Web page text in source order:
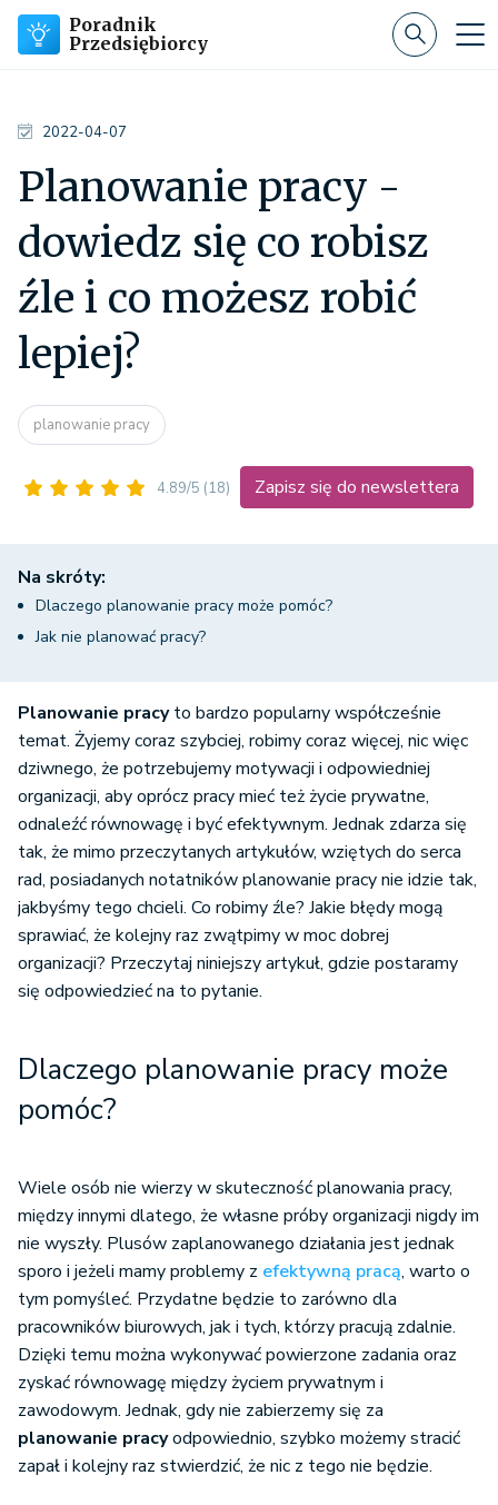
Poradnik
Przedsiębiorcy
2022-04-07
Planowanie pracy -
dowiedz się co robisz
źle i co możesz robić
lepiej?
planowanie pracy
4.89/5 (18) Zapisz się do newslettera
Na skróty:
Dlaczego planowanie pracy może pomóc?
Jak nie planować pracy?
Planowanie pracyto bardzo popularny współcześnie
temat. Żyjemy coraz szybciej, robimy coraz więcej, nic więc
dziwnego, że potrzebujemy motywacji i odpowiedniej
organizacji, aby oprócz pracy mieć też życie prywatne,
odnaleźć równowagę i być efektywnym. Jednak zdarza się
tak, że mimo przeczytanych artykułów, wziętych do serca
rad, posiadanych notatników planowanie pracy nie idzie tak,
jakbyśmy tego chcieli. Co robimy źle? Jakie błędy mogą
sprawiać, że kolejny raz zwątpimy w moc dobrej
organizacji? Przeczytaj niniejszy artykuł, gdzie postaramy
się odpowiedzieć na to pytanie.
Dlaczego planowanie pracy może
pomóc?
Wiele osób nie wierzy w skuteczność planowania pracy,
między innymi dlatego, że własne próby organizacji nigdy im
nie wyszły. Plusów zaplanowanego działania jest jednak
sporo i jeżeli mamy problemy z efektywną pracą, warto o
tym pomyśleć. Przydatne będzie to zarówno dla
pracowników biurowych, jak i tych, którzy pracują zdalnie.
Dzięki temu można wykonywać powierzone zadania oraz
zyskać równowagę między życiem prywatnym i
zawodowym. Jednak, gdy nie zabierzemy się za
planowanie pracyodpowiednio, szybko możemy stracić
zapał i kolejny raz stwierdzić, że nic z tego nie będzie.